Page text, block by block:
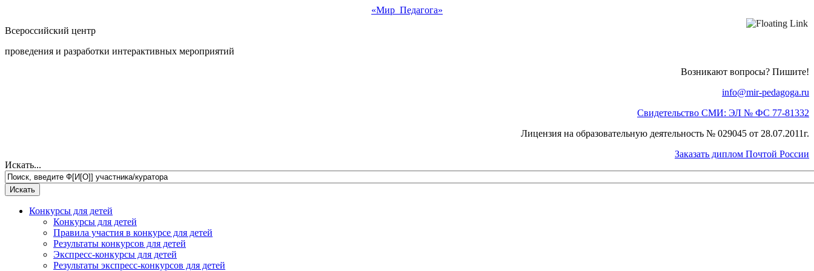
«Мир Педагога»
Всероссийский центр
проведения и разработки интерактивных мероприятий
Возникают вопросы? Пишите!
info@mir-pedagoga.ru
Свидетельство СМИ: ЭЛ № ФС 77-81332
Лицензия на образовательную деятельность № 029045 от 28.07.2011г.
Заказать диплом Почтой России
Искать...
Конкурсы для детей
Конкурсы для детей
Правила участия в конкурсе для детей
Результаты конкурсов для детей
Экспресс-конкурсы для детей
Результаты экспресс-конкурсов для детей